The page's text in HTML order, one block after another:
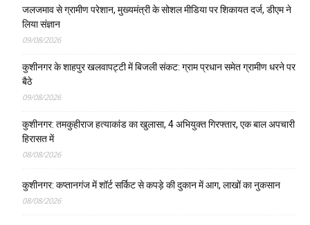
जलजमाव से ग्रामीण परेशान, मुख्यमंत्री के सोशल मीडिया पर शिकायत दर्ज, डीएम ने
लिया संज्ञान
09/08/2026
कुशीनगर के शाहपुर खलवापट्टी में बिजली संकट: ग्राम प्रधान समेत ग्रामीण धरने पर
बैठे
09/08/2026
कुशीनगर: तमकुहीराज हत्याकांड का खुलासा, 4 अभियुक्त गिरफ्तार, एक बाल अपचारी
हिरासत में
08/08/2026
कुशीनगर: कप्तानगंज में शॉर्ट सर्किट से कपड़े की दुकान में आग, लाखों का नुकसान
08/08/2026